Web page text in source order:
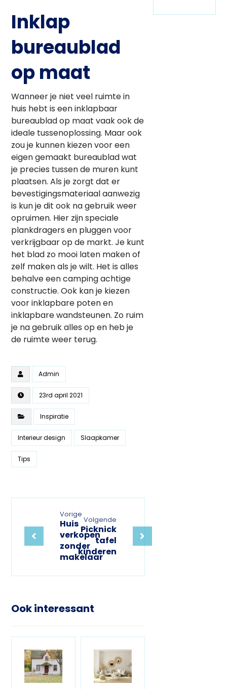
Inklap
bureaublad
op maat
Wanneer je niet veel ruimte in
huis hebt is een inklapbaar
bureaublad op maat vaak ook de
ideale tussenoplossing. Maar ook
zou je kunnen kiezen voor een
eigen gemaakt bureaublad wat
je precies tussen de muren kunt
plaatsen. Als je zorgt dat er
bevestigingsmateriaal aanwezig
is kun je dit ook na gebruik weer
opruimen. Hier zijn speciale
plankdragers en pluggen voor
verkrijgbaar op de markt. Je kunt
het blad zo mooi laten maken of
zelf maken als je wilt. Het is alles
behalve een camping achtige
constructie. Ook kan je kiezen
voor inklapbare poten en
inklapbare wandsteunen. Zo ruim
je na gebruik alles op en heb je
de ruimte weer terug.
Admin
23rd april 2021
Inspiratie
Interieur design Slaapkamer
Tips
Vorige
Huis
verkopen
zonder
makelaar
Volgende
Picknick
tafel
kinderen
Ook interessant